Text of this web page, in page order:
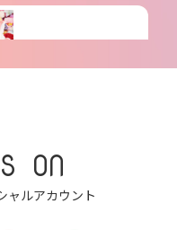
ON
ャルアカウント